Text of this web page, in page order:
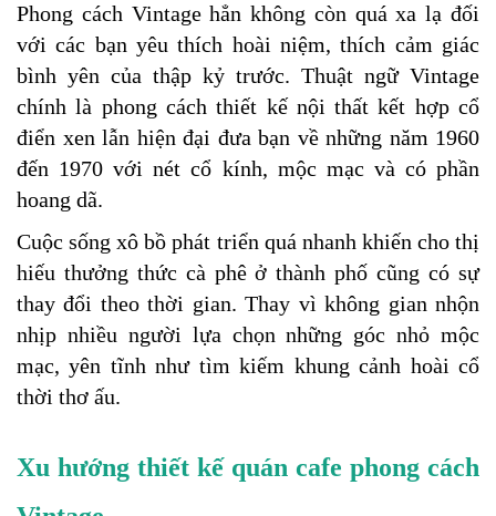
Phong cách Vintage hẳn không còn quá xa lạ đối
với các bạn yêu thích hoài niệm, thích cảm giác
bình yên của thập kỷ trước. Thuật ngữ Vintage
chính là phong cách thiết kế nội thất kết hợp cổ
điển xen lẫn hiện đại đưa bạn về những năm 1960
đến 1970 với nét cổ kính, mộc mạc và có phần
hoang dã.
Cuộc sống xô bồ phát triển quá nhanh khiến cho thị
hiếu thưởng thức cà phê ở thành phố cũng có sự
thay đổi theo thời gian. Thay vì không gian nhộn
nhịp nhiều người lựa chọn những góc nhỏ mộc
mạc, yên tĩnh như tìm kiếm khung cảnh hoài cổ
thời thơ ấu.
Xu hướng thiết kế quán cafe phong cách